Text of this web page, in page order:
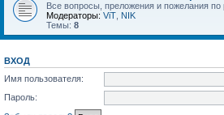
Все вопросы, преложения и пожелания по
Модераторы: ViT NIK
Темы: 8
ВХОД
Имя пользователя:
Пароль: